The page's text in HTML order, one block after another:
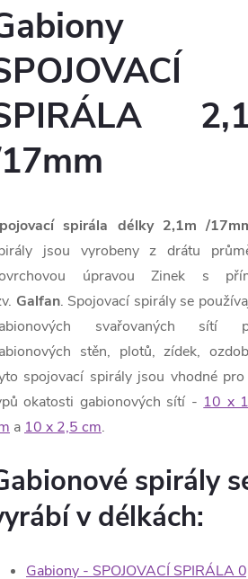
spirála délky 2,1m /
jsou vyrobeny z drátu
úpravouZinek s
Galfan. Spojovací spirály se
svařovaných sítí
stěn, plotů, zídek,
spojovací spirály jsou vhodné
okatosti gabionových sítí - 10 x
a 10 x 2,5 cm.
spirály
v délkách:
Gabiony - SPOJOVACÍ SPIRÁLA